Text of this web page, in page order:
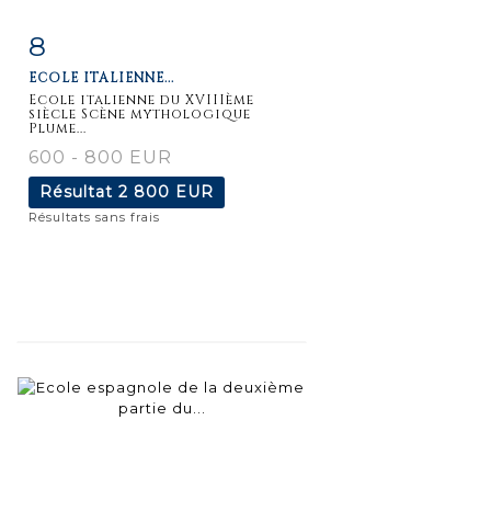
8
ECOLE ITALIENNE...
Ecole italienne du XVIIIème
siècle Scène mythologique
Plume...
600 - 800 EUR
Résultat 2 800 EUR
Résultats sans frais